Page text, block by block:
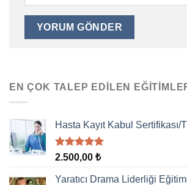
EN ÇOK TALEP EDILEN
Hasta Kayıt Kabul Sertifikası/
5 üzerinden
aldı
2.500,00 ₺
Yaratıcı Drama Liderliği